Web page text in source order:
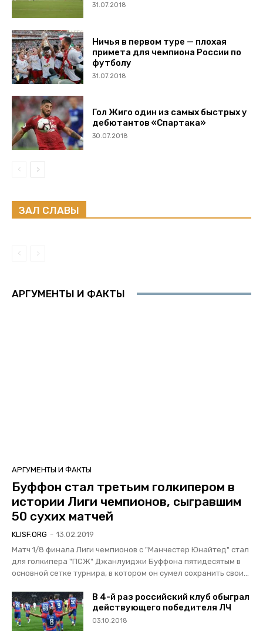
31.07.2018
Ничья в первом туре — плохая
примета для чемпиона России по
футболу
31.07.2018
Гол Жиго один из самых быстрых у
дебютантов «Спартака»
30.07.2018
ЗАЛ СЛАВЫ
АРГУМЕНТЫ И ФАКТЫ
АРГУМЕНТЫ И ФАКТЫ
Буффон стал третьим голкипером в
истории Лиги чемпионов, сыгравшим
50 сухих матчей
KLISF.ORG - 13.02.2019
Матч 1/8 финала Лиги чемпионов с "Манчестер Юнайтед" стал
для голкипера "ПСЖ" Джанлуиджи Буффона пятидесятым в
основной сетке турнира, в котором он сумел сохранить свои...
В 4-й раз российский клуб обыграл
действующего победителя ЛЧ
03.10.2018